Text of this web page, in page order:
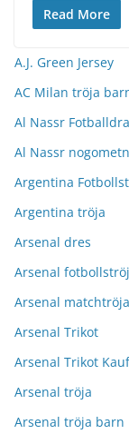
Read More
A.J. Green Jersey
AC Milan tröja
Al Nassr
Al Nassr
Argentina
Argentina tröja
Arsenal dres
Arsenal
Arsenal matchtröja
Arsenal Trikot
Arsenal Trikot
Arsenal tröja
Arsenal tröja barn